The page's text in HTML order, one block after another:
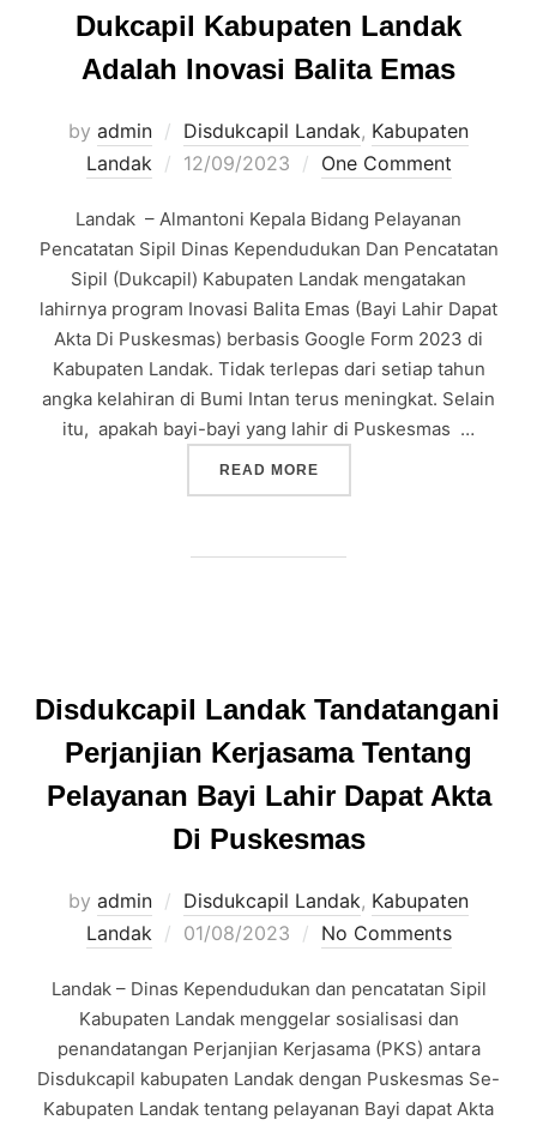
Dukcapil Kabupaten Landak
Adalah Inovasi Balita Emas
by admin Disdukcapil Landak, Kabupaten
Landak
Posted
12/09/2023 One Comment
Landak – Almantoni Kepala Bidang Pelayanan
Pencatatan Sipil Dinas Kependudukan Dan Pencatatan
Sipil (Dukcapil) Kabupaten Landak mengatakan
lahirnya program Inovasi Balita Emas (Bayi Lahir Dapat
Akta Di Puskesmas) berbasis Google Form 2023 di
Kabupaten Landak. Tidak terlepas dari setiap tahun
angka kelahiran di Bumi Intan terus meningkat. Selain
itu, apakah bayi-bayi yang lahir di Puskesmas …
READ MORE“SALAH SATU PROGRAM
Disdukcapil Landak Tandatangani
Perjanjian Kerjasama Tentang
Pelayanan Bayi Lahir Dapat Akta
Di Puskesmas
by admin Disdukcapil Landak, Kabupaten
Landak
Posted
01/08/2023 No Comments
Landak – Dinas Kependudukan dan pencatatan Sipil
Kabupaten Landak menggelar sosialisasi dan
penandatangan Perjanjian Kerjasama (PKS) antara
Disdukcapil kabupaten Landak dengan Puskesmas Se-
Kabupaten Landak tentang pelayanan Bayi dapat Akta